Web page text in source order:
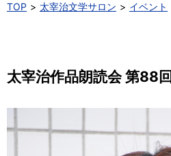
TOP 太宰治文学サロン イベント
太宰治作品朗読会 第88回